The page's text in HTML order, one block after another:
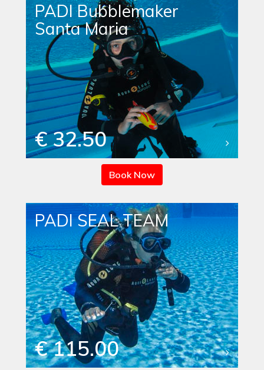
PADI Bubblemaker
Santa Maria
€ 32.50
Book Now
PADI SEAL TEAM
€ 115.00